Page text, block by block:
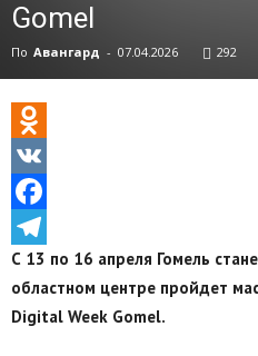
Gomel
По Авангард - 07.04.2026 292
Odnoklassniki
VK
Facebook
Telegram
С 13 по 16 апреля Гомель
областном центре пройдет
Digital Week Gomel.